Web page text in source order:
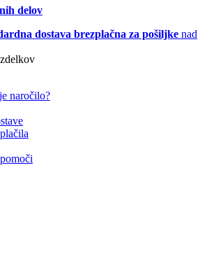
delov
dostava brezplačna za pošiljke nad
naročilo?